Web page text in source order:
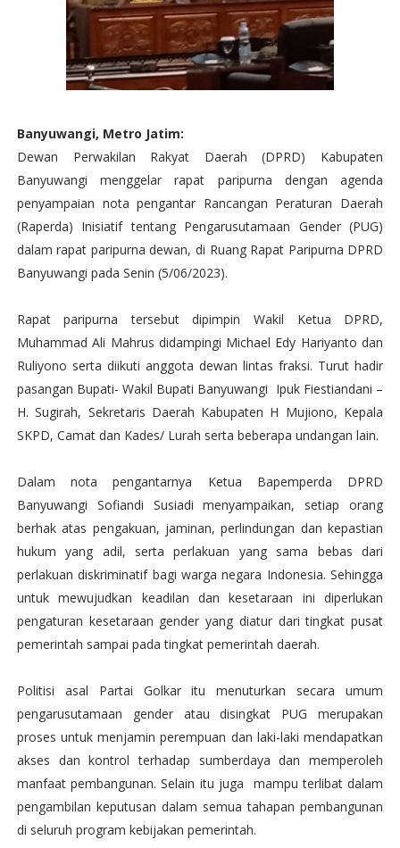
Banyuwangi, Metro Jatim:
Dewan Perwakilan Rakyat Daerah (DPRD) Kabupaten
Banyuwangi menggelar rapat paripurna dengan agenda
penyampaian nota pengantar Rancangan Peraturan Daerah
(Raperda) Inisiatif tentang Pengarusutamaan Gender (PUG)
dalam rapat paripurna dewan, di Ruang Rapat Paripurna DPRD
Banyuwangi pada Senin (5/06/2023).
Rapat paripurna tersebut dipimpin Wakil Ketua DPRD,
Muhammad Ali Mahrus didampingi Michael Edy Hariyanto dan
Ruliyono serta diikuti anggota dewan lintas fraksi. Turut hadir
pasangan Bupati- Wakil Bupati Banyuwangi Ipuk Fiestiandani –
H. Sugirah, Sekretaris Daerah Kabupaten H Mujiono, Kepala
SKPD, Camat dan Kades/ Lurah serta beberapa undangan lain.
Dalam nota pengantarnya Ketua Bapemperda DPRD
Banyuwangi Sofiandi Susiadi menyampaikan, setiap orang
berhak atas pengakuan, jaminan, perlindungan dan kepastian
hukum yang adil, serta perlakuan yang sama bebas dari
perlakuan diskriminatif bagi warga negara Indonesia. Sehingga
untuk mewujudkan keadilan dan kesetaraan ini diperlukan
pengaturan kesetaraan gender yang diatur dari tingkat pusat
pemerintah sampai pada tingkat pemerintah daerah.
Politisi asal Partai Golkar itu menuturkan secara umum
pengarusutamaan gender atau disingkat PUG merupakan
proses untuk menjamin perempuan dan laki-laki mendapatkan
akses dan kontrol terhadap sumberdaya dan memperoleh
manfaat pembangunan. Selain itu juga mampu terlibat dalam
pengambilan keputusan dalam semua tahapan pembangunan
di seluruh program kebijakan pemerintah.